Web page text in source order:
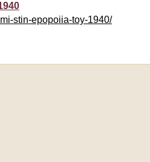
stin-epopoiia-toy-1940/